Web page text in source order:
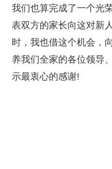
我们也算完成了一个光
表双方的家长向这对新
时，我也借这个机会，
养我们全家的各位领导
示最衷心的感谢!